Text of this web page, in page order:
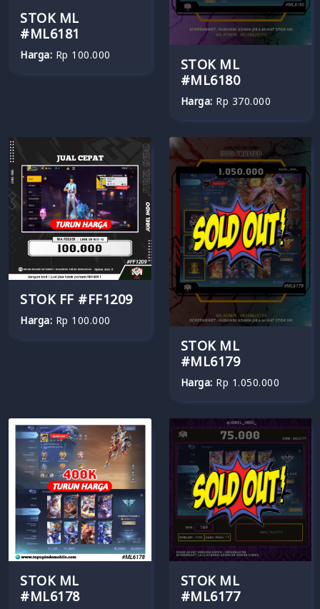
STOK ML
#ML6181
Harga: Rp 100.000
STOK ML
#ML6180
Harga: Rp 370.000
STOK FF #FF1209
Harga: Rp 100.000
STOK ML
#ML6179
Harga: Rp 1.050.000
STOK ML
#ML6178
STOK ML
#ML6177